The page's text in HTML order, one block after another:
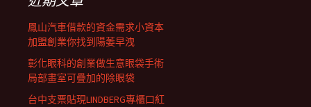
鳳山汽車借款的資金需求小資本
加盟創業你找到陽萎早洩
彰化眼科的創業做生意眼袋手術
局部畫室可疊加的除眼袋
台中支票貼現LINDBERG專櫃口紅